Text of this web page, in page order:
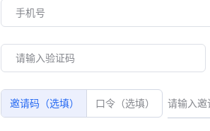
邀请码（选填） 口令（选填）